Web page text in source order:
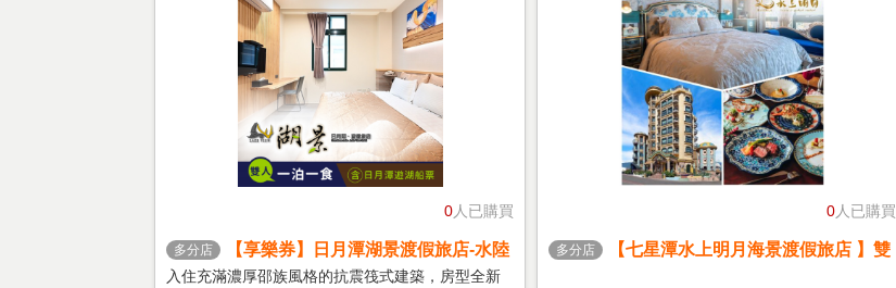
0人已購買
多分店
【享樂券】日月潭湖景渡假旅店-水陸
空暢遊(A) 雙人住宿+船票專案
入住充滿濃厚邵族風格的抗震筏式建築，房型全新
0人已購買
多分店
【七星潭水上明月海景渡假旅店 】雙